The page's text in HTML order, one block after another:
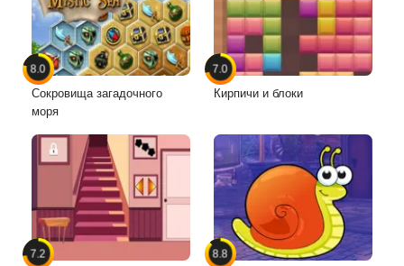
8.0
Сокровища загадочного
моря
7.0
Кирпичи и блоки
7.2 8.8